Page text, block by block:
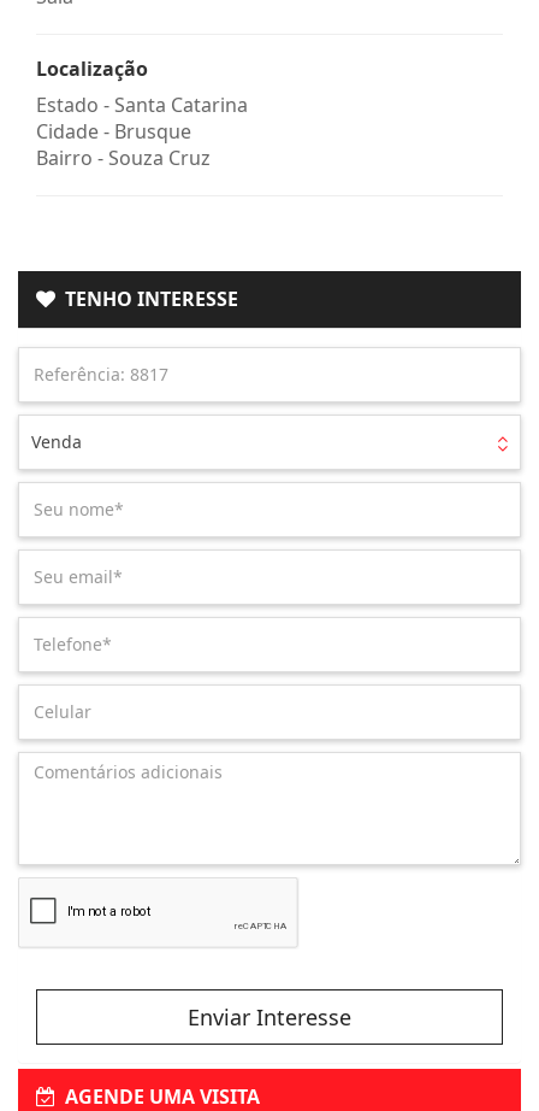
Localização
Estado -Santa Catarina
Cidade - Brusque
Bairro -Souza Cruz
TENHO INTERESSE
Venda
Enviar Interesse
AGENDE UMA VISITA